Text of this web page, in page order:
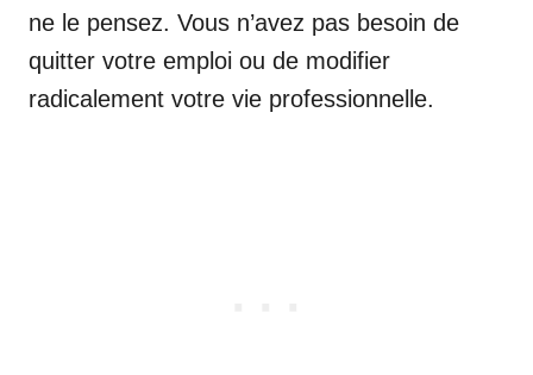
ne le pensez. Vous n’avez pas besoin de
quitter votre emploi ou de modifier
radicalement votre vie professionnelle.